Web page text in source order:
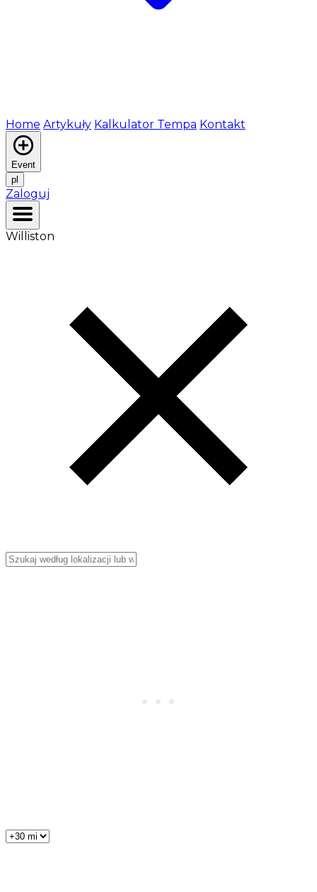
Home Artykuły Kalkulator Tempa Kontakt
Event
pl
Zaloguj
Williston